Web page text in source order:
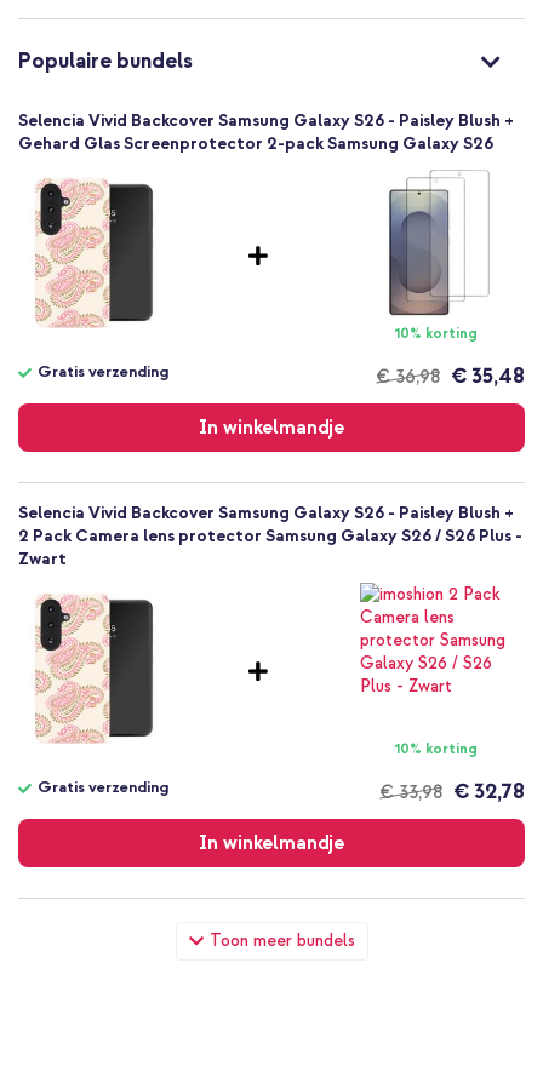
winkelmandje!
Nee
8721322363476
POD36347601
Meerkleurig
Geen
Backcover, Hardcase
Achterkant & Zijkant
Populaire bundels
Toon meer bundels
Selencia Vivid Backcover Samsung Galaxy S26 - Paisley Blush +
Gehard Glas Screenprotector 2-pack Samsung Galaxy S26
10% korting
€ 36,98
Gratis verzending € 35,48
In winkelmandje
verzending
Selencia Vivid Backcover Samsung Galaxy S26 - Paisley Blush +
2 Pack Camera lens protector Samsung Galaxy S26 / S26 Plus -
Zwart
10% korting
€ 33,98
Gratis verzending € 32,78
In winkelmandje
verzending
Selencia Vivid Backcover Samsung Galaxy S26 - Paisley Blush +
Wall Charger - Oplader - USB-C en USB aansluiting - Power